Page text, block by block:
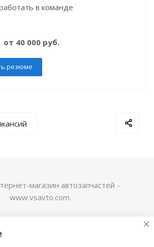
в команде
40 000 руб.
резюме
магазин автозапчастей -
www.vsavto.com.